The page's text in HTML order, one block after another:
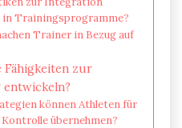
in Trainingsprogramme?
Trainer in Bezug auf
Fähigkeiten zur
können Athleten für
übernehmen?